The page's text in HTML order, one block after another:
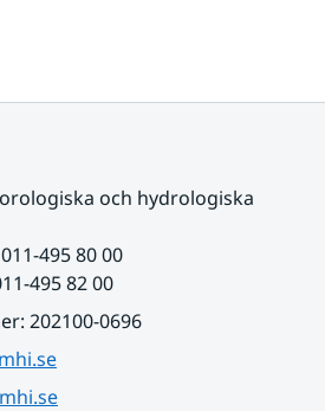
och hydrologiska
495 80 00
495 82 00
202100-0696